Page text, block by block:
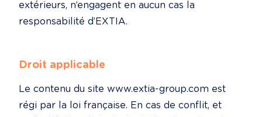
extérieurs, n’engagent en aucun cas la
responsabilité d’EXTIA.
Droit applicable
Le contenu du site www.extia-group.com est
régi par la loi française. En cas de conflit, et